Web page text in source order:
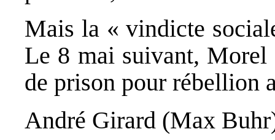
Mais la « vindicte
Le 8 mai suivant, Morel
de prison pour rébellion
André Girard (Max